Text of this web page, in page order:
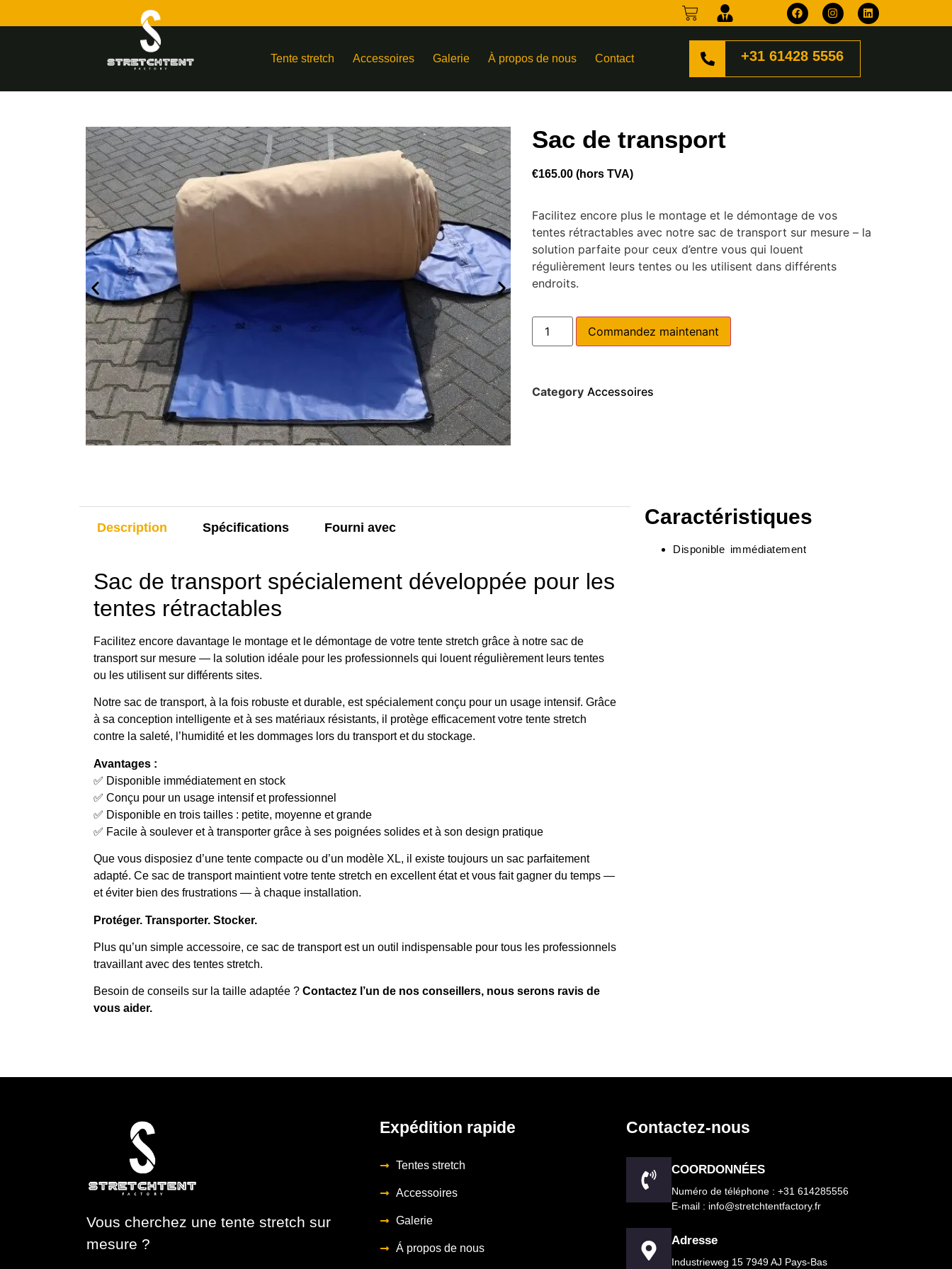
Tente stretch Accessoires Galerie À propos de nous Contact +31 61428 5556
Sac de transport
€165.00(hors TVA)
Facilitez encore plus le montage et le démontage de vos
tentes rétractables avec notre sac de transport sur mesure – la
solution parfaite pour ceux d’entre vous qui louent
régulièrement leurs tentes ou les utilisent dans différents
endroits.
Commandez maintenant
Category Accessoires
Description Spécifications Fourni avec
Sac de transport spécialement développée pour les
tentes rétractables
Facilitez encore davantage le montage et le démontage de votre tente stretch grâce à notre sac de
transport sur mesure — la solution idéale pour les professionnels qui louent régulièrement leurs tentes
ou les utilisent sur différents sites.
Notre sac de transport, à la fois robuste et durable, est spécialement conçu pour un usage intensif. Grâce
à sa conception intelligente et à ses matériaux résistants, il protège efficacement votre tente stretch
contre la saleté, l’humidité et les dommages lors du transport et du stockage.
Avantages :
✅ Disponible immédiatement en stock
✅ Conçu pour un usage intensif et professionnel
✅ Disponible en trois tailles : petite, moyenne et grande
✅ Facile à soulever et à transporter grâce à ses poignées solides et à son design pratique
Que vous disposiez d’une tente compacte ou d’un modèle XL, il existe toujours un sac parfaitement
adapté. Ce sac de transport maintient votre tente stretch en excellent état et vous fait gagner du temps —
et éviter bien des frustrations — à chaque installation.
Protéger. Transporter. Stocker.
Plus qu’un simple accessoire, ce sac de transport est un outil indispensable pour tous les professionnels
travaillant avec des tentes stretch.
Besoin de conseils sur la taille adaptée ? Contactez l’un de nos conseillers, nous serons ravis de
vous aider.
Caractéristiques
Disponible immédiatement
Vous cherchez une tente stretch sur
mesure ?
Expédition rapide
Tentes stretch
Accessoires
Galerie
Á propos de nous
Contactez-nous
COORDONNÉES
Numéro de téléphone : +31 614285556
E-mail : info@stretchtentfactory.fr
Adresse
Industrieweg 15 7949 AJ Pays-Bas